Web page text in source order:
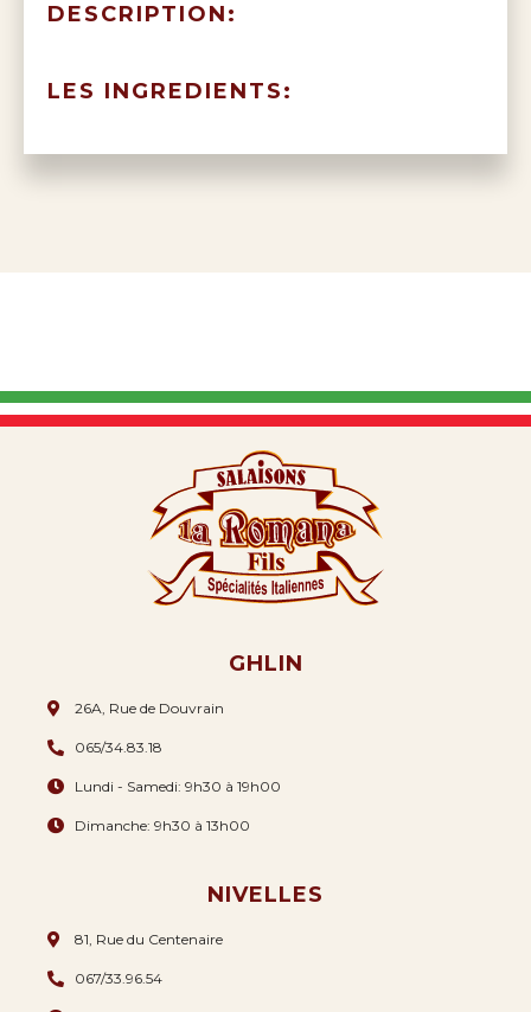
DESCRIPTION:
LES INGREDIENTS:
GHLIN
26A, Rue de Douvrain
065/34.83.18
Lundi - Samedi: 9h30 à 19h00
Dimanche: 9h30 à 13h00
NIVELLES
81, Rue du Centenaire
067/33.96.54